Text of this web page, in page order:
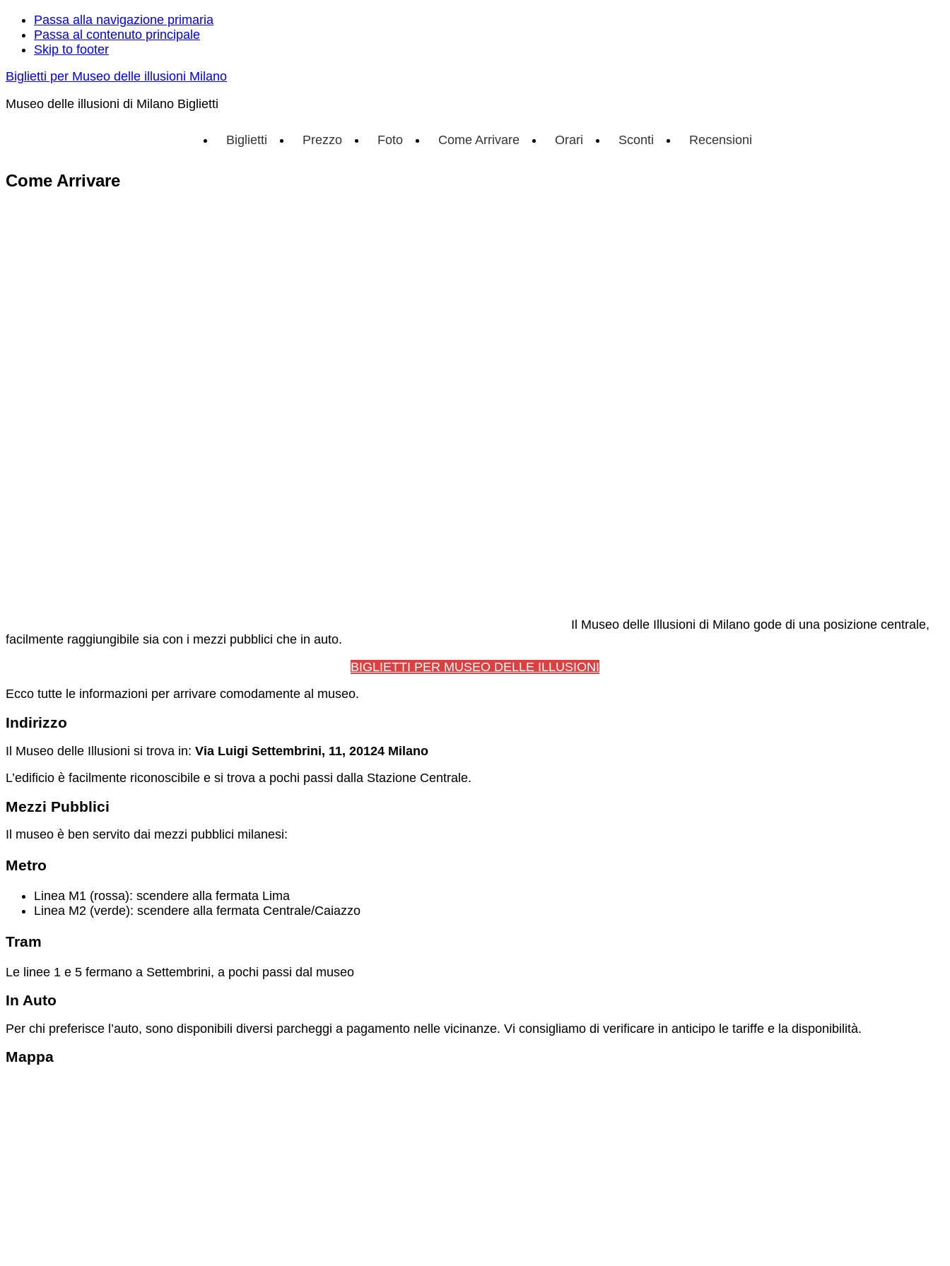
Passa alla navigazione primaria
Passa al contenuto principale
Skip to footer
Biglietti per Museo delle illusioni Milano
Museo delle illusioni di Milano Biglietti
Biglietti Prezzo Foto Come Arrivare Orari Sconti Recensioni
Come Arrivare
Il Museo delle Illusioni di Milano gode di una posizione centrale,
facilmente raggiungibile sia con i mezzi pubblici che in auto.
BIGLIETTI PER MUSEO DELLE ILLUSIONI
Ecco tutte le informazioni per arrivare comodamente al museo.
Indirizzo
Il Museo delle Illusioni si trova in: Via Luigi Settembrini, 11, 20124 Milano
L’edificio è facilmente riconoscibile e si trova a pochi passi dalla Stazione Centrale.
Mezzi Pubblici
Il museo è ben servito dai mezzi pubblici milanesi:
Metro
Linea M1 (rossa): scendere alla fermata Lima
Linea M2 (verde): scendere alla fermata Centrale/Caiazzo
Tram
Le linee 1 e 5 fermano a Settembrini, a pochi passi dal museo
In Auto
Per chi preferisce l’auto, sono disponibili diversi parcheggi a pagamento nelle vicinanze. Vi consigliamo di verificare in anticipo le tariffe e la disponibilità.
Mappa